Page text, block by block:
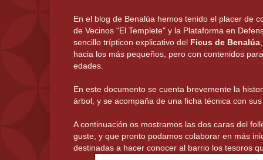
En el blog de Benalúa hemos tenido el placer de
de Vecinos "El Templete" y la Plataforma en
sencillo trípticon explicativo del Ficus de Benalúa
hacia los más pequeños, pero con contenidos
edades.
En este documento se cuenta brevemente la
árbol, y se acompaña de una ficha técnica con
A continuación os mostramos las dos caras del
guste, y que pronto podamos colaborar en más
destinadas a hacer conocer al barrio los tesoros